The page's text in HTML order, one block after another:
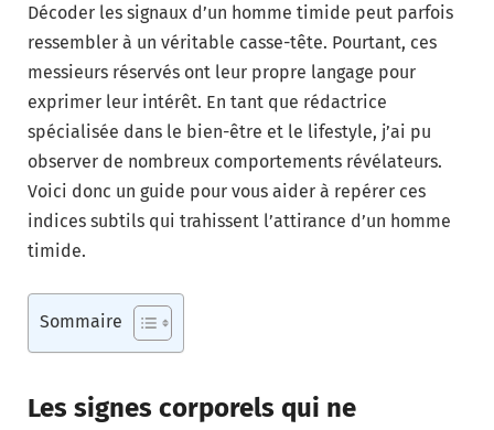
Décoder les signaux d’un homme timide peut parfois
ressembler à un véritable casse-tête. Pourtant, ces
messieurs réservés ont leur propre langage pour
exprimer leur intérêt. En tant que rédactrice
spécialisée dans le bien-être et le lifestyle, j’ai pu
observer de nombreux comportements révélateurs.
Voici donc un guide pour vous aider à repérer ces
indices subtils qui trahissent l’attirance d’un homme
timide.
Sommaire
Les signes corporels qui ne